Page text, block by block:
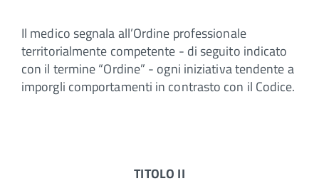
Il medico segnala all’Ordine professionale
territorialmente competente - di seguito indicato
con il termine “Ordine” - ogni iniziativa tendente a
imporgli comportamenti in contrasto con il Codice.
TITOLO II